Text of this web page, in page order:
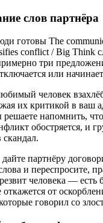
слов партнёра
готовы The
conflict / Big Think
три
или
человек
их критикой в ваш
решаете напомнить,
обостряется, и
скандал.
дайте партнёру
и переспросите,
человека — есть
откажется от
говорил со